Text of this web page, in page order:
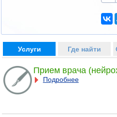
Услуги Где найти
Прием врача
Подробнее